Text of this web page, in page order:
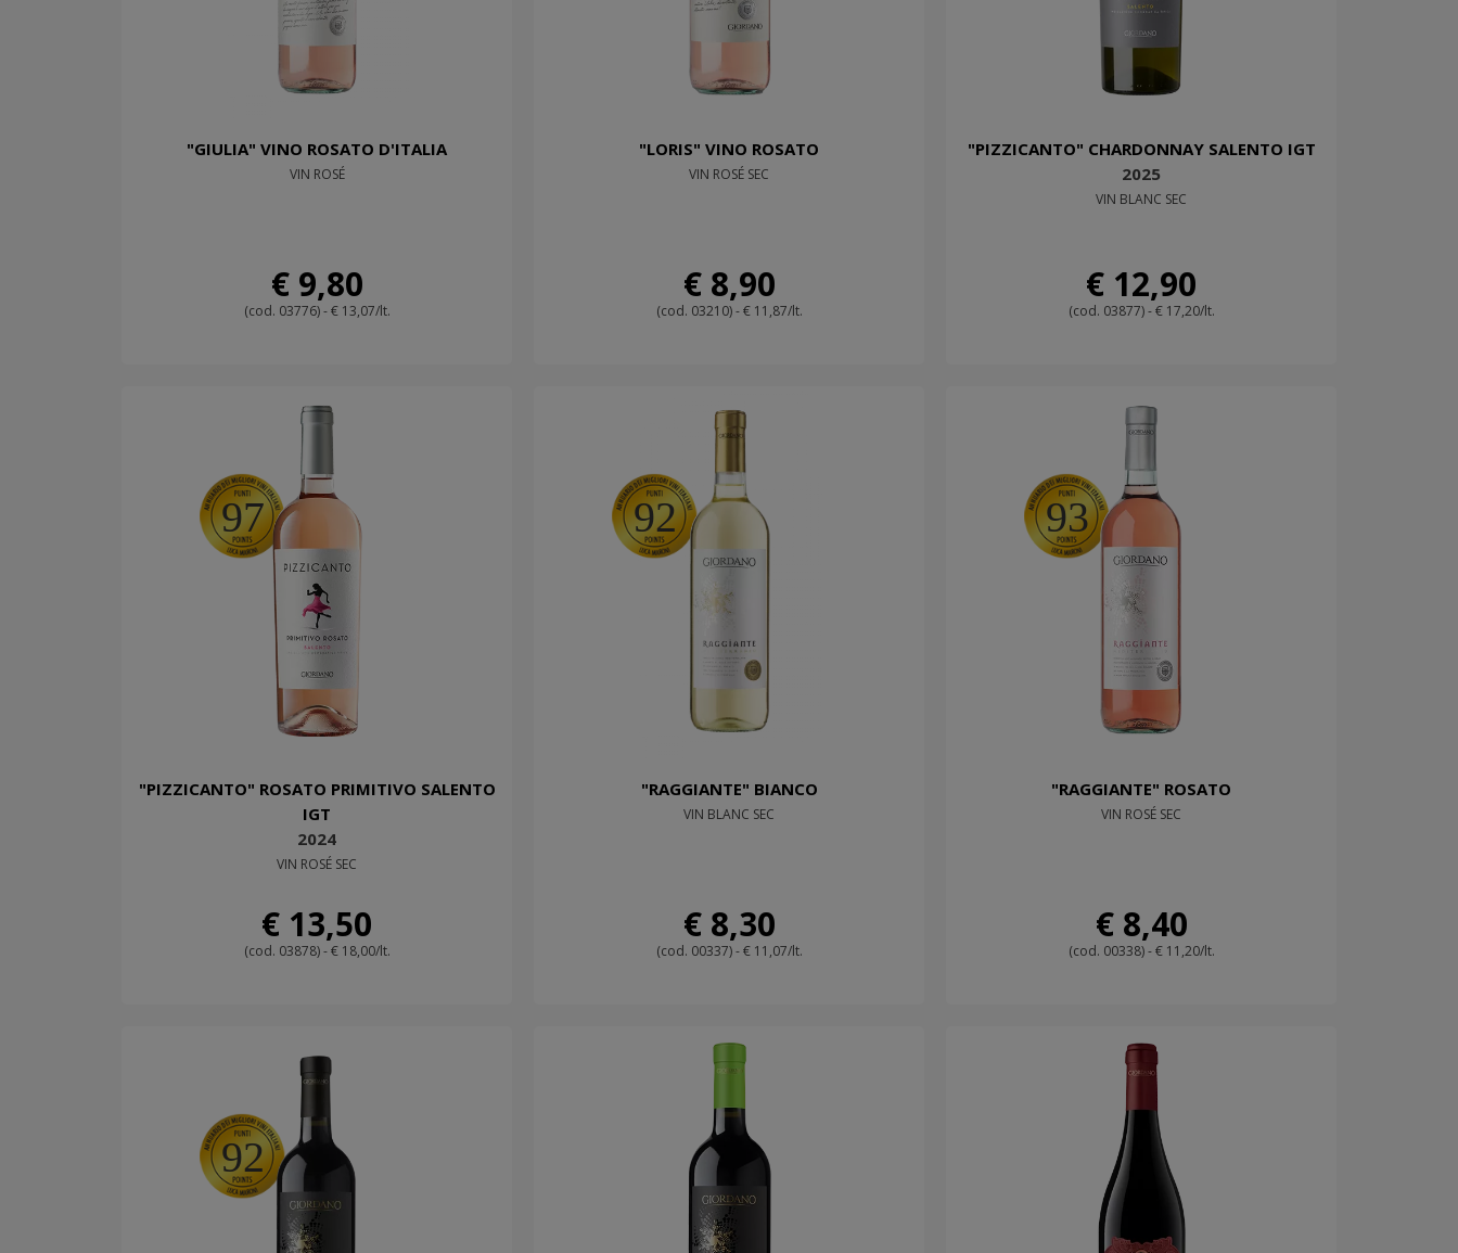
"GIULIA" VINO ROSATO D'ITALIA
VIN ROSÉ
€ 9,80
(cod. 03776) - € 13,07/lt.
"LORIS" VINO ROSATO
VIN ROSÉ SEC
€ 8,90
(cod. 03210) - € 11,87/lt.
"PIZZICANTO" CHARDONNAY SALENTO IGT
2025
VIN BLANC SEC
€ 12,90
(cod. 03877) - € 17,20/lt.
97
"PIZZICANTO" ROSATO PRIMITIVO SALENTO
IGT
2024
VIN ROSÉ SEC
€ 13,50
(cod. 03878) - € 18,00/lt.
92
"RAGGIANTE" BIANCO
VIN BLANC SEC
€ 8,30
(cod. 00337) - € 11,07/lt.
93
"RAGGIANTE" ROSATO
VIN ROSÉ SEC
€ 8,40
(cod. 00338) - € 11,20/lt.
92